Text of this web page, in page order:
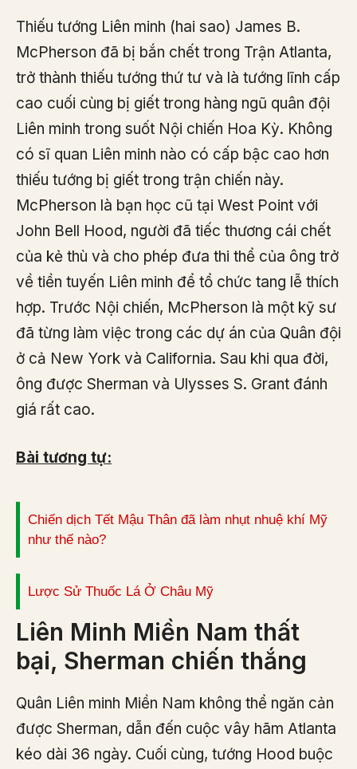
Thiếu tướng Liên minh (hai sao) James B.
McPherson đã bị bắn chết trong Trận Atlanta,
trở thành thiếu tướng thứ tư và là tướng lĩnh cấp
cao cuối cùng bị giết trong hàng ngũ quân đội
Liên minh trong suốt Nội chiến Hoa Kỳ. Không
có sĩ quan Liên minh nào có cấp bậc cao hơn
thiếu tướng bị giết trong trận chiến này.
McPherson là bạn học cũ tại West Point với
John Bell Hood, người đã tiếc thương cái chết
của kẻ thù và cho phép đưa thi thể của ông trở
về tiền tuyến Liên minh để tổ chức tang lễ thích
hợp. Trước Nội chiến, McPherson là một kỹ sư
đã từng làm việc trong các dự án của Quân đội
ở cả New York và California. Sau khi qua đời,
ông được Sherman và Ulysses S. Grant đánh
giá rất cao.
Bài tương tự:
Chiến dịch Tết Mậu Thân đã làm nhụt nhuệ khí Mỹ
như thế nào?
Lược Sử Thuốc Lá Ở Châu Mỹ
Liên Minh Miền Nam thất
bại, Sherman chiến thắng
Quân Liên minh Miền Nam không thể ngăn cản
được Sherman, dẫn đến cuộc vây hãm Atlanta
kéo dài 36 ngày. Cuối cùng, tướng Hood buộc